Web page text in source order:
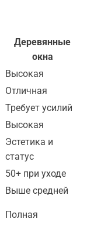
Деревянные
окна
Высокая
Отличная
Требует усилий
Высокая
Эстетика и
статус
50+ при уходе
Выше средней
Полная